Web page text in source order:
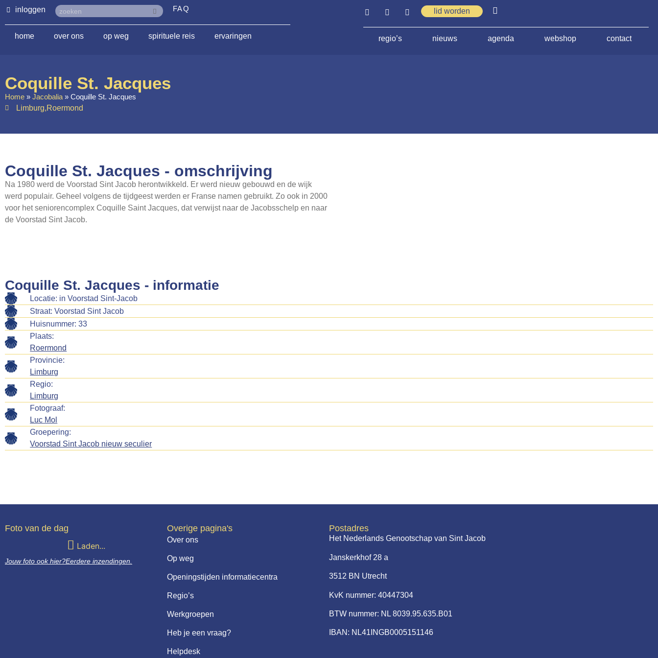
inloggen FAQ
home over ons op weg spirituele reis ervaringen
lid worden
regio’s nieuws agenda webshop contact
Coquille St. Jacques
Home » Jacobalia » Coquille St. Jacques
Limburg,Roermond
Coquille St. Jacques - omschrijving
Na 1980 werd de Voorstad Sint Jacob herontwikkeld. Er werd nieuw gebouwd en de wijk
werd populair. Geheel volgens de tijdgeest werden er Franse namen gebruikt. Zo ook in 2000
voor het seniorencomplex Coquille Saint Jacques, dat verwijst naar de Jacobsschelp en naar
de Voorstad Sint Jacob.
Coquille St. Jacques - informatie
Locatie: in Voorstad Sint-Jacob
Straat: Voorstad Sint Jacob
Huisnummer: 33
Plaats:
Roermond
Provincie:
Limburg
Regio:
Limburg
Fotograaf:
Luc Mol
Groepering:
Voorstad Sint Jacob nieuw seculier
Foto van de dag
Laden...
Jouw foto ook hier?Eerdere inzendingen.
Overige pagina's
Over ons
Op weg
Openingstijden informatiecentra
Regio’s
Werkgroepen
Heb je een vraag?
Helpdesk
Postadres
Het Nederlands Genootschap van Sint Jacob
Janskerkhof 28 a
3512 BN Utrecht
KvK nummer: 40447304
BTW nummer: NL 8039.95.635.B01
IBAN: NL41INGB0005151146